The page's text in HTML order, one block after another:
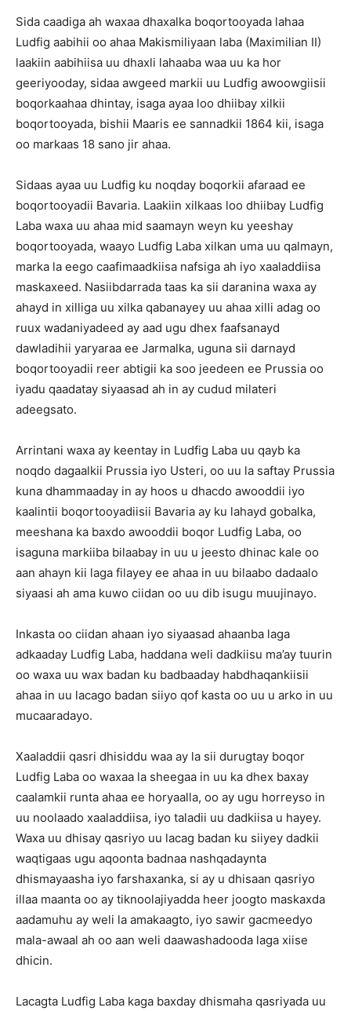
Sida caadiga ah waxaa dhaxalka boqortooyada lahaa
Ludfig aabihii oo ahaa Makismiliyaan laba (Maximilian II)
laakiin aabihiisa uu dhaxli lahaaba waa uu ka hor
geeriyooday, sidaa awgeed markii uu Ludfig awoowgiisii
boqorkaahaa dhintay, isaga ayaa loo dhiibay xilkii
boqortooyada, bishii Maaris ee sannadkii 1864 kii, isaga
oo markaas 18 sano jir ahaa.
Sidaas ayaa uu Ludfig ku noqday boqorkii afaraad ee
boqortooyadii Bavaria. Laakiin xilkaas loo dhiibay Ludfig
Laba waxa uu ahaa mid saamayn weyn ku yeeshay
boqortooyada, waayo Ludfig Laba xilkan uma uu qalmayn,
marka la eego caafimaadkiisa nafsiga ah iyo xaaladdiisa
maskaxeed. Nasiibdarrada taas ka sii daranina waxa ay
ahayd in xilliga uu xilka qabanayey uu ahaa xilli adag oo
ruux wadaniyadeed ay aad ugu dhex faafsanayd
dawladihii yaryaraa ee Jarmalka, uguna sii darnayd
boqortooyadii reer abtigii ka soo jeedeen ee Prussia oo
iyadu qaadatay siyaasad ah in ay cudud milateri
adeegsato.
Arrintani waxa ay keentay in Ludfig Laba uu qayb ka
noqdo dagaalkii Prussia iyo Usteri, oo uu la saftay Prussia
kuna dhammaaday in ay hoos u dhacdo awooddii iyo
kaalintii boqortooyadiisii Bavaria ay ku lahayd gobalka,
meeshana ka baxdo awooddii boqor Ludfig Laba, oo
isaguna markiiba bilaabay in uu u jeesto dhinac kale oo
aan ahayn kii laga filayey ee ahaa in uu bilaabo dadaalo
siyaasi ah ama kuwo ciidan oo uu dib isugu muujinayo.
Inkasta oo ciidan ahaan iyo siyaasad ahaanba laga
adkaaday Ludfig Laba, haddana weli dadkiisu ma’ay tuurin
oo waxa uu wax badan ku badbaaday habdhaqankiisii
ahaa in uu lacago badan siiyo qof kasta oo uu u arko in uu
mucaaradayo.
Xaaladdii qasri dhisiddu waa ay la sii durugtay boqor
Ludfig Laba oo waxaa la sheegaa in uu ka dhex baxay
caalamkii runta ahaa ee horyaalla, oo ay ugu horreyso in
uu noolaado xaaladdiisa, iyo taladii uu dadkiisa u hayey.
Waxa uu dhisay qasriyo uu lacag badan ku siiyey dadkii
waqtigaas ugu aqoonta badnaa nashqadaynta
dhismayaasha iyo farshaxanka, si ay u dhisaan qasriyo
illaa maanta oo ay tiknoolajiyadda heer joogto maskaxda
aadamuhu ay weli la amakaagto, iyo sawir gacmeedyo
mala-awaal ah oo aan weli daawashadooda laga xiise
dhicin.
Lacagta Ludfig Laba kaga baxday dhismaha qasriyada uu